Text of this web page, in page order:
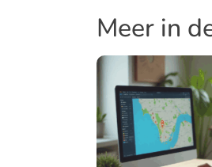
Meer in